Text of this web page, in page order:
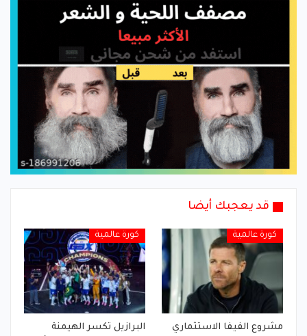
قد يعجبك أيضا
كورة عالمية
مشروع الفيفا الاستثماري
كورة عالمية
البرازيل تكسر الهيمنة